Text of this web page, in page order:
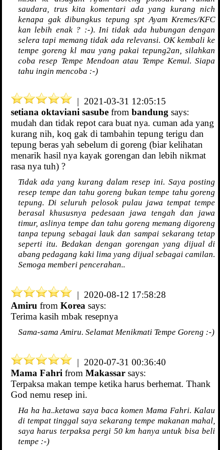
saudara, trus kita komentari ada yang kurang nich
kenapa gak dibungkus tepung spt Ayam Kremes/KFC
kan lebih enak ? :-). Ini tidak ada hubungan dengan
selera tapi memang tidak ada relevansi. OK kembali ke
tempe goreng kl mau yang pakai tepung2an, silahkan
coba resep Tempe Mendoan atau Tempe Kemul. Siapa
tahu ingin mencoba :-)
| 2021-03-31 12:05:15
setiana oktaviani sasube from bandung says:
mudah dan tidak repot cara buat nya. cuman ada yang
kurang nih, koq gak di tambahin tepung terigu dan
tepung beras yah sebelum di goreng (biar kelihatan
menarik hasil nya kayak gorengan dan lebih nikmat
rasa nya tuh) ?
Tidak ada yang kurang dalam resep ini. Saya posting
resep tempe dan tahu goreng bukan tempe tahu goreng
tepung. Di seluruh pelosok pulau jawa tempat tempe
berasal khususnya pedesaan jawa tengah dan jawa
timur, aslinya tempe dan tahu goreng memang digoreng
tanpa tepung sebagai lauk dan sampai sekarang tetap
seperti itu. Bedakan dengan gorengan yang dijual di
abang pedagang kaki lima yang dijual sebagai camilan.
Semoga memberi pencerahan..
| 2020-08-12 17:58:28
Amiru from Korea says:
Terima kasih mbak resepnya
Sama-sama Amiru. Selamat Menikmati Tempe Goreng :-)
| 2020-07-31 00:36:40
Mama Fahri from Makassar says:
Terpaksa makan tempe ketika harus berhemat. Thank
God nemu resep ini.
Ha ha ha..ketawa saya baca komen Mama Fahri. Kalau
di tempat tinggal saya sekarang tempe makanan mahal,
saya harus terpaksa pergi 50 km hanya untuk bisa beli
tempe :-)